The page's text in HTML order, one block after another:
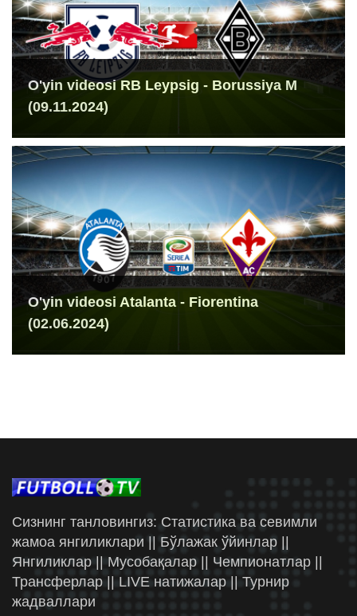
O'yin videosi RB Leypsig - Borussiya M
(09.11.2024)
O'yin videosi Atalanta - Fiorentina
(02.06.2024)
Сизнинг танловингиз: Статистика ва севимли
жамоа янгиликлари || Бўлажак ўйинлар ||
Янгиликлар || Мусобақалар || Чемпионатлар ||
Трансферлар || LIVE натижалар || Турнир
жадваллари